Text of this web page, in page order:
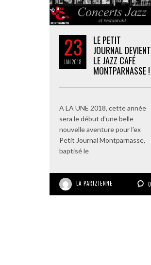
23
JAN2018
LE PETIT
JOURNAL DEVIENT
LE JAZZ CAFÉ
MONTPARNASSE !
A LA UNE 2018, cette année
sera le début d’une belle
nouvelle aventure pour l’ex
Petit Journal Montparnasse,
baptisé le
LA PARIZIENNE 0